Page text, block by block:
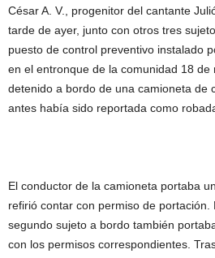
César A. V., progenitor del cantante
tarde de ayer, junto con otros tres
puesto de control preventivo instalado
en el entronque de la comunidad 18 de
detenido a bordo de una camioneta de
antes había sido reportada como
El conductor de la camioneta portaba
refirió contar con permiso de
segundo sujeto a bordo también
con los permisos correspondientes.